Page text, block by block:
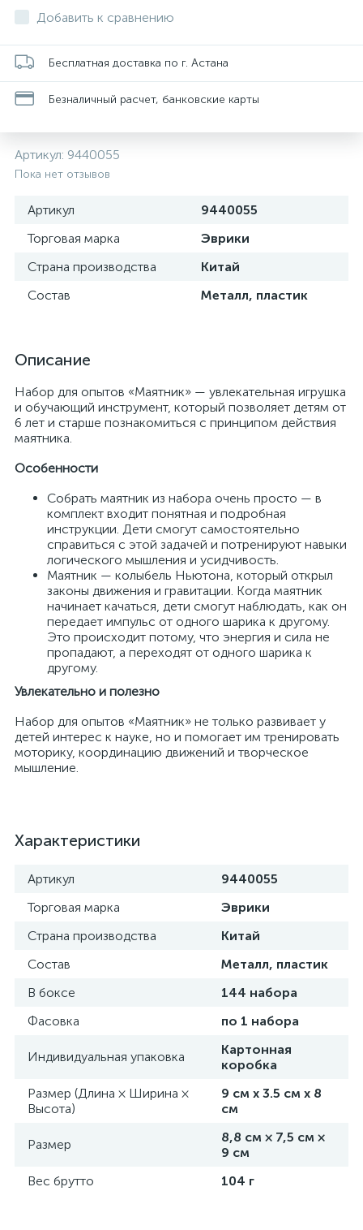
Добавить к сравнению
Бесплатная доставка по г. Астана
Безналичный расчет, банковские карты
Артикул: 9440055
Пока нет отзывов
Артикул
9440055
Торговая марка
Эврики
Страна производства
Китай
Состав
Металл, пластик
Описание
Набор для опытов «Маятник» — увлекательная игрушка
и обучающий инструмент, который позволяет детям от
6 лет и старше познакомиться с принципом действия
маятника.
Особенности
Собрать маятник из набора очень просто — в
комплект входит понятная и подробная
инструкции. Дети смогут самостоятельно
справиться с этой задачей и потренируют навыки
логического мышления и усидчивость.
Маятник — колыбель Ньютона, который открыл
законы движения и гравитации. Когда маятник
начинает качаться, дети смогут наблюдать, как он
передает импульс от одного шарика к другому.
Это происходит потому, что энергия и сила не
пропадают, а переходят от одного шарика к
другому.
Увлекательно и полезно
Набор для опытов «Маятник» не только развивает у
детей интерес к науке, но и помогает им тренировать
моторику, координацию движений и творческое
мышление.
Характеристики
Артикул
9440055
Торговая марка
Эврики
Страна производства
Китай
Состав
Металл, пластик
В боксе
144 набора
Фасовка
по 1 набора
Индивидуальная упаковка
Картонная
коробка
Размер (Длина × Ширина ×
Высота)
9 см х 3.5 см х 8
см
Размер
8,8 см × 7,5 см ×
9 см
Вес брутто
104 г